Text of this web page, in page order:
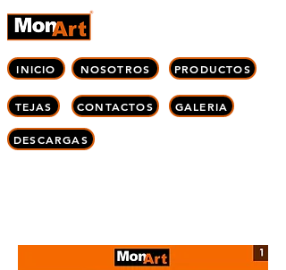
PRODUCTOS
DESCARGAS
GALERIA
TEJAS CONTACTOS
INICIO NOSOTROS